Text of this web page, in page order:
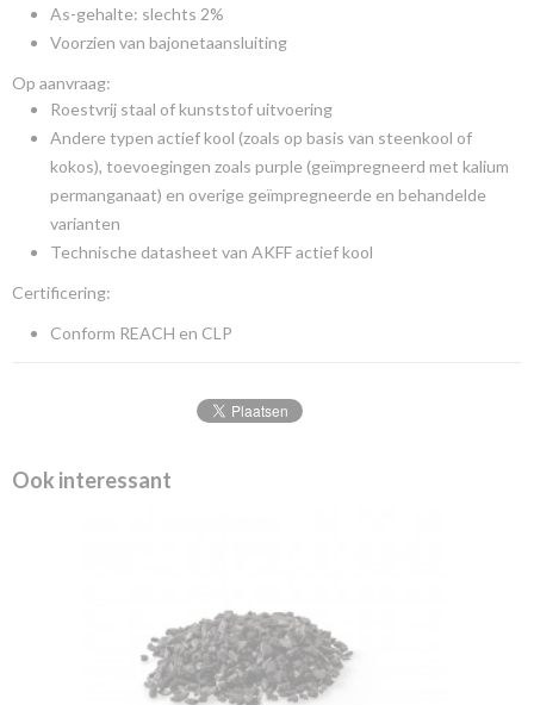
As-gehalte: slechts 2%
Voorzien van bajonetaansluiting
Op aanvraag:
Roestvrij staal of kunststof uitvoering
Andere typen actief kool (zoals op basis van steenkool of
kokos), toevoegingen zoals purple (geïmpregneerd met kalium
permanganaat) en overige geïmpregneerde en behandelde
varianten
Technische datasheet van AKFF actief kool
Certificering:
Conform REACH en CLP
Ook interessant